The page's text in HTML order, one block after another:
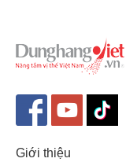
Giới thiệu